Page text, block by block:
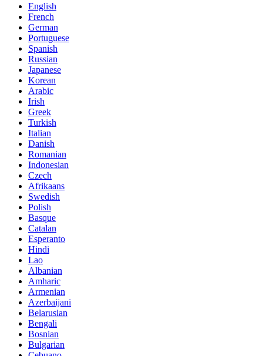
English
French
German
Portuguese
Spanish
Russian
Japanese
Korean
Arabic
Irish
Greek
Turkish
Italian
Danish
Romanian
Indonesian
Czech
Afrikaans
Swedish
Polish
Basque
Catalan
Esperanto
Hindi
Lao
Albanian
Amharic
Armenian
Azerbaijani
Belarusian
Bengali
Bosnian
Bulgarian